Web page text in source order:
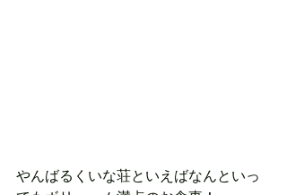
やんばるくいな荘といえばなんといっ